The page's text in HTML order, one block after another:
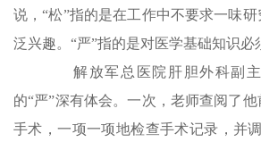
说，“松”指的是在工作中不要求一味
泛兴趣。“严”指的是对医学基础知识必
解放军总医院肝胆外科副主
的“严”深有体会。一次，老师查阅了
手术，一项一项地检查手术记录，并